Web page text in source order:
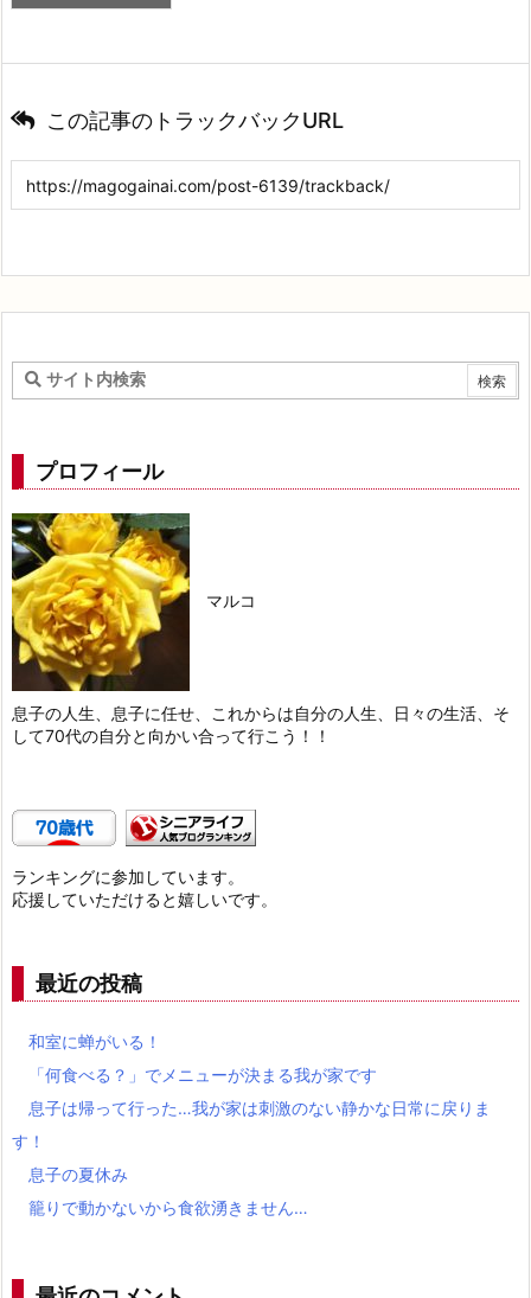
この記事のトラックバックURL
プロフィール
マルコ
息子の人生、息子に任せ、これからは自分の人生、日々の生活、そ
して70代の自分と向かい合って行こう！！
ランキングに参加しています。
応援していただけると嬉しいです。
最近の投稿
和室に蝉がいる！
「何食べる？」でメニューが決まる我が家です
息子は帰って行った…我が家は刺激のない静かな日常に戻りま
す！
息子の夏休み
籠りで動かないから食欲湧きません…